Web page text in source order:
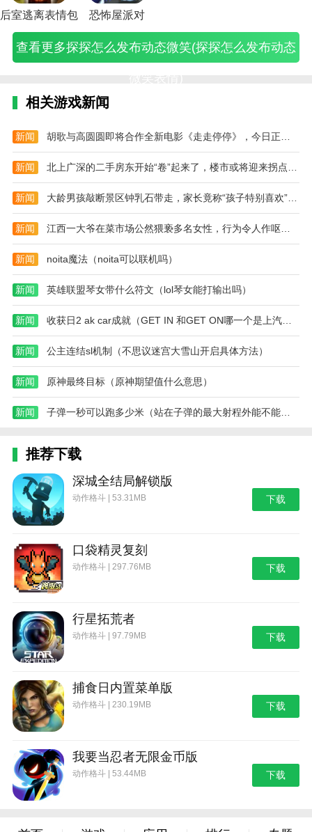
后室逃离表情包 恐怖屋派对
查看更多探探怎么发布动态微笑(探探怎么发布动态
相关游戏新闻
新闻
新闻
新闻 大龄男孩敲断景区钟乳石带走，家长竟称“孩子特别喜欢”（2023钟乳石被破坏）
新闻 江西一大爷在菜市场公然猥亵多名女性，行为令人作呕（2023江西大爷猥亵）
新闻 noita魔法（noita可以联机吗）
新闻 英雄联盟琴女带什么符文（lol琴女能打输出吗）
新闻 收获日2 ak car成就（GET IN 和GET ON哪一个是上汽车）
新闻 公主连结sl机制（不思议迷宫大雪山开启具体方法）
新闻 原神最终目标（原神期望值什么意思）
新闻 子弹一秒可以跑多少米（站在子弹的最大射程外能不能看见子弹落在脚下）
推荐下载
深城全结局解锁版
动作格斗 | 53.31MB 下载
口袋精灵复刻
动作格斗 | 297.76MB 下载
行星拓荒者
动作格斗 | 97.79MB 下载
捕食日内置菜单版
动作格斗 | 230.19MB 下载
我要当忍者无限金币版
动作格斗 | 53.44MB 下载